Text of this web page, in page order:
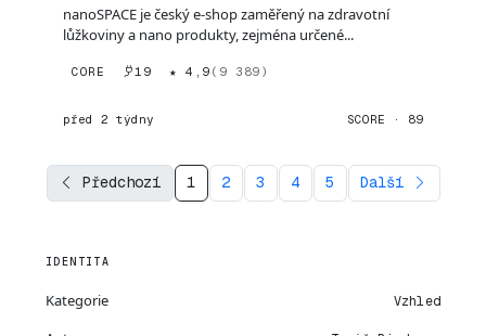
nanoSPACE je český e-shop zaměřený na zdravotní
lůžkoviny a nano produkty, zejména určené...
CORE 19 ★ 4,9 (9 389)
před 2 týdny SCORE · 89
Předchozí 1 2 3 4 5 Další
IDENTITA
Kategorie Vzhled